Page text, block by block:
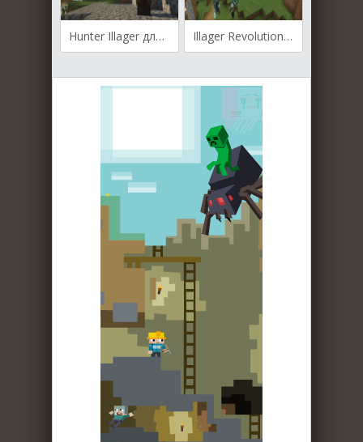
Hunter Illager для Майнкрафт [1.19.4, 1.19.3, 1.19.2] Illager Revolution для Майнкрафт 1.18.2